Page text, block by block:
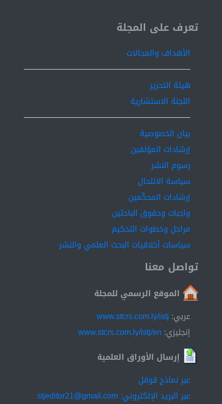
ISSN 2519-9854
تعرف على المجلة
الأهداف والمجالات
هيئة التحرير
اللجنة الاستشارية
بيان الخصوصية
إرشادات المؤلفين
رسوم النشر
سياسة الانتحال
إرشادات المحكّمين
واجبات وحقوق الباحثين
مراحل وخطوات التحكيم
سياسات أخلاقيات البحث العلمي والنشر
تواصل معنا
الموقع الرسمي للمجلة
عربي: www.stcrs.com.ly/istj
إنجليزي: www.stcrs.com.ly/istj/en
إرسال الأوراق العلمية
عبر نماذج قوقل
عبر البريد الإلكتروني: stjeditor21@gmail.com